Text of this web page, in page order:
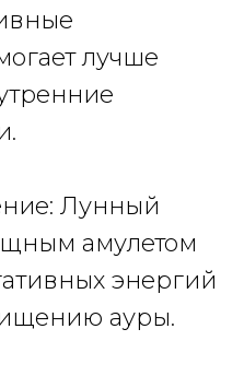
лучше
Лунный
амулетом
энергий
ауры.